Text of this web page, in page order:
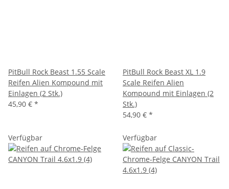
PitBull Rock Beast 1.55 Scale
Reifen Alien Kompound mit
Einlagen (2 Stk.)
45,90 € *
PitBull Rock Beast XL 1.9
Scale Reifen Alien
Kompound mit Einlagen (2
Stk.)
54,90 € *
Verfügbar Verfügbar